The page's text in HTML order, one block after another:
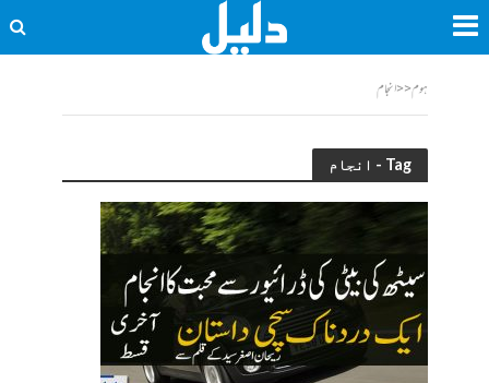
ہوم<<انجام
Tag - انجام